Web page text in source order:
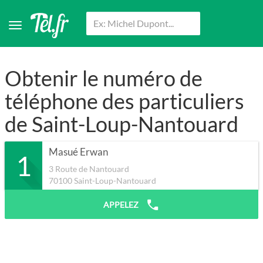
Obtenir le numéro de
téléphone des particuliers
de Saint-Loup-Nantouard
1 Masué Erwan
3 Route de Nantouard
70100Saint-Loup-Nantouard
APPELEZ